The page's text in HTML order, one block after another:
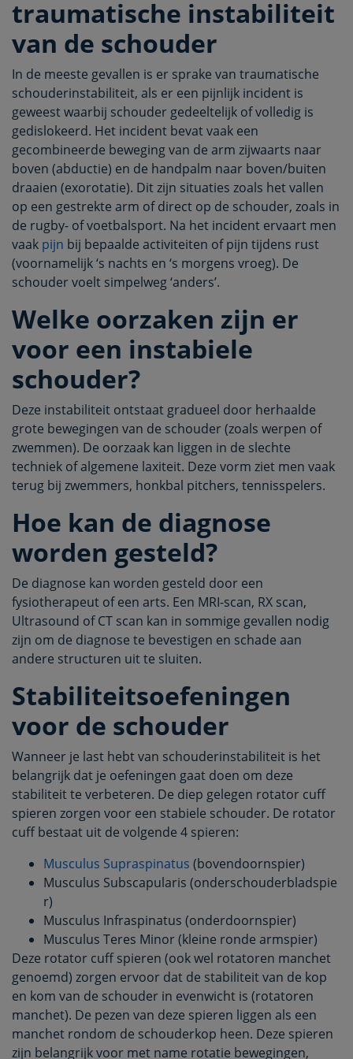
traumatische instabiliteit
van de schouder
In de meeste gevallen is er sprake van traumatische
schouderinstabiliteit, als er een pijnlijk incident is
geweest waarbij schouder gedeeltelijk of volledig is
gedislokeerd. Het incident bevat vaak een
gecombineerde beweging van de arm zijwaarts naar
boven (abductie) en de handpalm naar boven/buiten
draaien (exorotatie). Dit zijn situaties zoals het vallen
op een gestrekte arm of direct op de schouder, zoals in
de rugby- of voetbalsport. Na het incident ervaart men
vaak pijn bij bepaalde activiteiten of pijn tijdens rust
(voornamelijk ‘s nachts en ‘s morgens vroeg). De
schouder voelt simpelweg ‘anders’.
Welke oorzaken zijn er
voor een instabiele
schouder?
Deze instabiliteit ontstaat gradueel door herhaalde
grote bewegingen van de schouder (zoals werpen of
zwemmen). De oorzaak kan liggen in de slechte
techniek of algemene laxiteit. Deze vorm ziet men vaak
terug bij zwemmers, honkbal pitchers, tennisspelers.
Hoe kan de diagnose
worden gesteld?
De diagnose kan worden gesteld door een
fysiotherapeut of een arts. Een MRI-scan, RX scan,
Ultrasound of CT scan kan in sommige gevallen nodig
zijn om de diagnose te bevestigen en schade aan
andere structuren uit te sluiten.
Stabiliteitsoefeningen
voor de schouder
Wanneer je last hebt van schouderinstabiliteit is het
belangrijk dat je oefeningen gaat doen om deze
stabiliteit te verbeteren. De diep gelegen rotator cuff
spieren zorgen voor een stabiele schouder. De rotator
cuff bestaat uit de volgende 4 spieren:
Musculus Supraspinatus (bovendoornspier)
Musculus Subscapularis (onderschouderbladspie
r)
Musculus Infraspinatus (onderdoornspier)
Musculus Teres Minor (kleine ronde armspier)
Deze rotator cuff spieren (ook wel rotatoren manchet
genoemd) zorgen ervoor dat de stabiliteit van de kop
en kom van de schouder in evenwicht is (rotatoren
manchet). De pezen van deze spieren liggen als een
manchet rondom de schouderkop heen. Deze spieren
zijn belangrijk voor met name rotatie bewegingen,